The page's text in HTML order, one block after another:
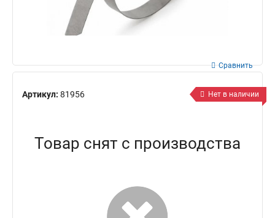
Артикул: 81956
Сравнить
Нет в наличии
Товар снят с производства